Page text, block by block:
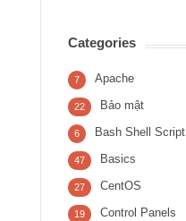
Categories
Apache
7
Bảo mật
22
Bash Shell Script
6
Basics
47
CentOS
27
Control Panels
19